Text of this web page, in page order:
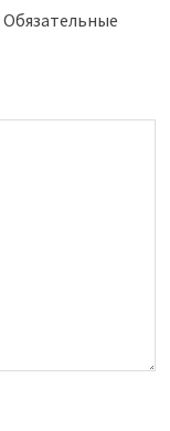
Обязательные